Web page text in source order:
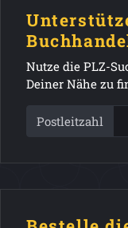
Nutze die PLZ-
Deiner Nähe zu
Postleitzahl